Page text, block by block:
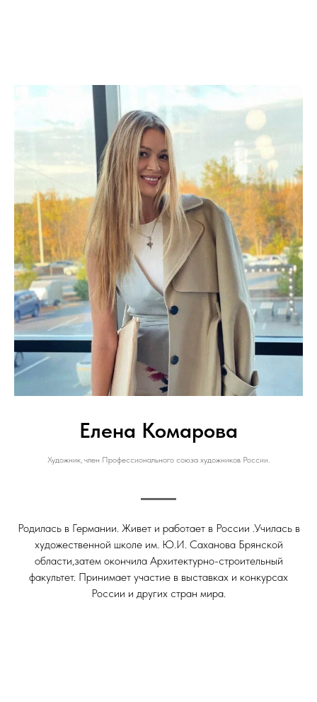
Елена Комарова
Художник, член Профессионального союза художников России.
Родилась в Германии. Живет и работает в России .Училась в
художественной школе им. Ю.И. Саханова Брянской
области,затем окончила Архитектурно-строительный
факультет. Принимает участие в выставках и конкурсах
России и других стран мира.